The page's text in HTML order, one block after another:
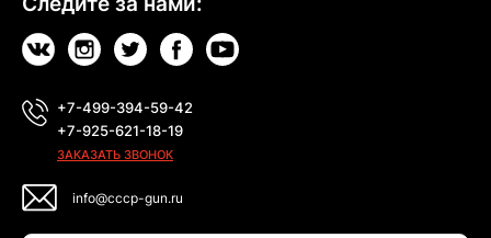
+7-499-394-59-42
+7-925-621-18-19
ЗАКАЗАТЬ ЗВОНОК
info@cccp-gun.ru